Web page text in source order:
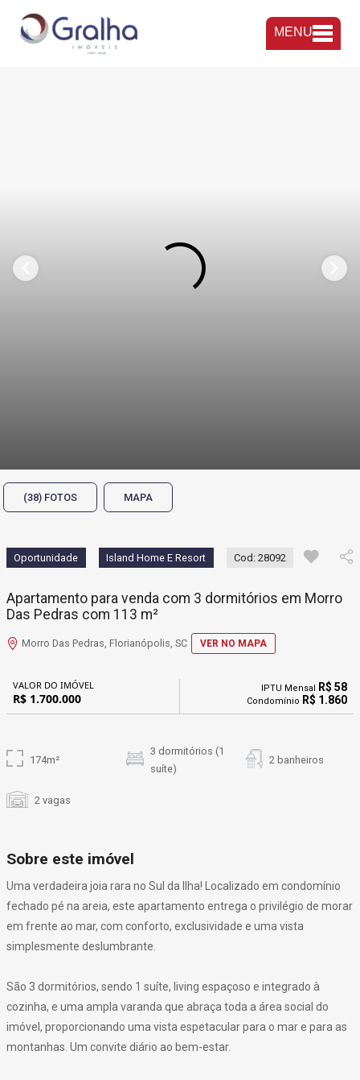
MENU
(38) FOTOS MAPA
Oportunidade Island Home E Resort Cod: 28092
Apartamento para venda com 3 dormitórios em Morro
Das Pedras com 113 m²
Morro Das Pedras, Florianópolis, SC VER NO MAPA
VALOR DO IMÓVEL
R$ 1.700.000
IPTU Mensal R$ 58
Condomínio R$ 1.860
174m²
3 dormitórios (1
suíte)
2 banheiros
2 vagas
Sobre este imóvel
Uma verdadeira joia rara no Sul da Ilha! Localizado em condomínio
fechado pé na areia, este apartamento entrega o privilégio de morar
em frente ao mar, com conforto, exclusividade e uma vista
simplesmente deslumbrante.
São 3 dormitórios, sendo 1 suíte, living espaçoso e integrado à
cozinha, e uma ampla varanda que abraça toda a área social do
imóvel, proporcionando uma vista espetacular para o mar e para as
montanhas. Um convite diário ao bem-estar.